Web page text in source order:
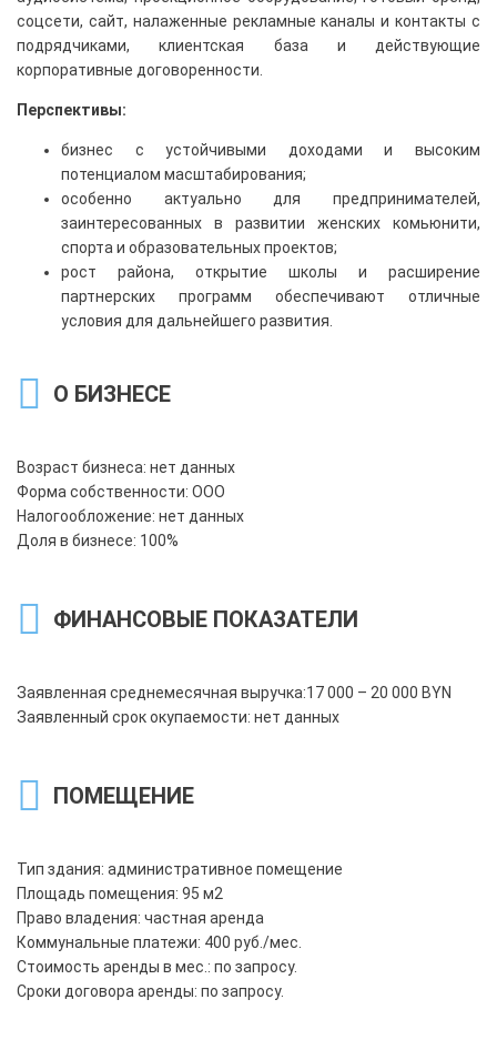
соцсети, сайт, налаженные рекламные каналы и контакты с
подрядчиками, клиентская база и действующие
корпоративные договоренности.
Перспективы:
бизнес с устойчивыми доходами и высоким
потенциалом масштабирования;
особенно актуально для предпринимателей,
заинтересованных в развитии женских комьюнити,
спорта и образовательных проектов;
рост района, открытие школы и расширение
партнерских программ обеспечивают отличные
условия для дальнейшего развития.
О БИЗНЕСЕ
Возраст бизнеса: нет данных
Форма собственности: ООО
Налогообложение: нет данных
Доля в бизнесе: 100%
ФИНАНСОВЫЕ ПОКАЗАТЕЛИ
Заявленная среднемесячная выручка:17 000 – 20 000 BYN
Заявленный срок окупаемости: нет данных
ПОМЕЩЕНИЕ
Тип здания: административное помещение
Площадь помещения: 95 м2
Право владения: частная аренда
Коммунальные платежи: 400 руб./мес.
Стоимость аренды в мес.: по запросу.
Сроки договора аренды: по запросу.